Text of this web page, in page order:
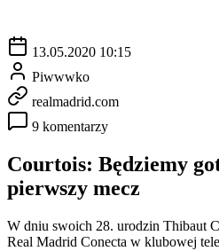
13.05.2020 10:15
Piwwwko
realmadrid.com
9 komentarzy
Courtois: Będziemy
pierwszy mecz
W dniu swoich 28. urodzin Thibaut
Real Madrid Conecta w klubowej